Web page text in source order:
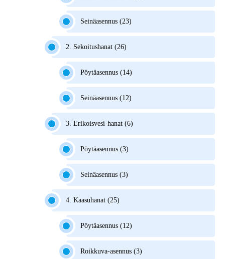
Seinäasennus (23)
2. Sekoitushanat (26)
Pöytäasennus (14)
Seinäasennus (12)
3. Erikoisvesi-hanat (6)
Pöytäasennus (3)
Seinäasennus (3)
4. Kaasuhanat (25)
Pöytäasennus (12)
Roikkuva-asennus (3)